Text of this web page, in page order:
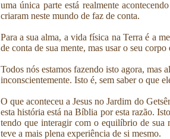
uma única parte está realmente
criaram neste mundo de faz de conta.
Para a sua alma, a vida física na Terra é a
de conta de sua mente, mas usar o seu
Todos nós estamos fazendo isto agora, mas
inconscientemente. Isto é, sem saber o que
O que aconteceu a Jesus no Jardim do
esta história está na Bíblia por esta razão.
tendo que interagir com o equilíbrio de sua
teve a mais plena experiência de si mesmo.